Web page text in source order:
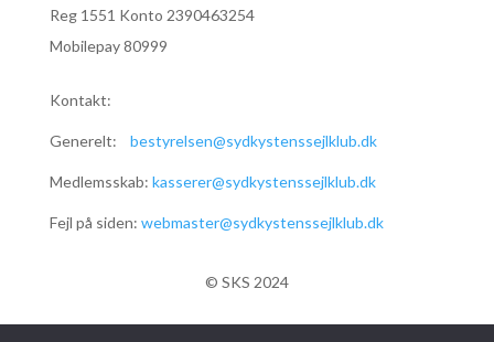
Reg 1551 Konto 2390463254
Mobilepay 80999
Kontakt:
Generelt: bestyrelsen@sydkystenssejlklub.dk
Medlemsskab: kasserer@sydkystenssejlklub.dk
Fejl på siden: webmaster@sydkystenssejlklub.dk
© SKS 2024